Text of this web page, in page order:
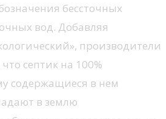
бессточных
вод. Добавляя
производители
септик на 100%
содержащиеся в нем
в землю